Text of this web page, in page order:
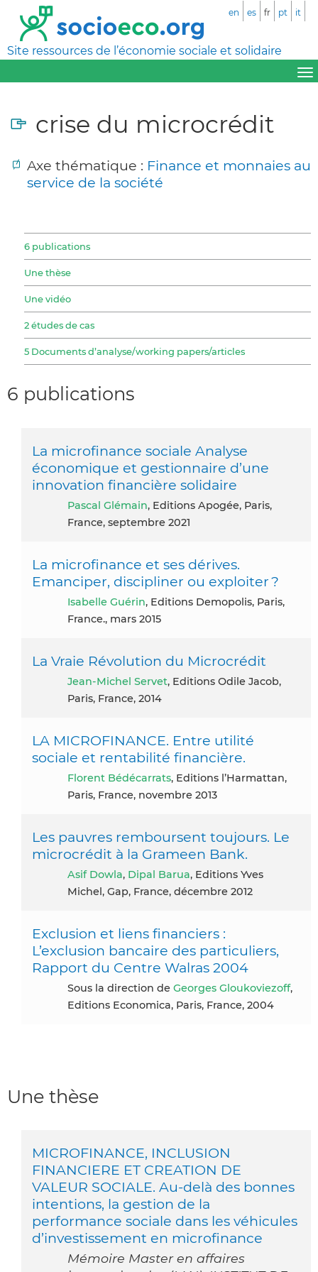
Site ressources de l’économie sociale et solidaire
en es fr pt it
crise du microcrédit
Axe thématique : Finance et monnaies au
service de la société
6 publications
Une thèse
Une vidéo
2 études de cas
5 Documents d’analyse/working papers/articles
6 publications
La microfinance sociale Analyse
économique et gestionnaire d’une
innovation financière solidaire
Pascal Glémain, Editions Apogée, Paris,
France, septembre 2021
La microfinance et ses dérives.
Emanciper, discipliner ou exploiter ?
Isabelle Guérin, Editions Demopolis, Paris,
France., mars 2015
La Vraie Révolution du Microcrédit
Jean-Michel Servet, Editions Odile Jacob,
Paris, France, 2014
LA MICROFINANCE. Entre utilité
sociale et rentabilité financière.
Florent Bédécarrats, Editions l’Harmattan,
Paris, France, novembre 2013
Les pauvres remboursent toujours. Le
microcrédit à la Grameen Bank.
Asif Dowla, Dipal Barua, Editions Yves
Michel, Gap, France, décembre 2012
Exclusion et liens financiers :
L’exclusion bancaire des particuliers,
Rapport du Centre Walras 2004
Sous la direction de Georges Gloukoviezoff,
Editions Economica, Paris, France, 2004
Une thèse
MICROFINANCE, INCLUSION
FINANCIERE ET CREATION DE
VALEUR SOCIALE. Au-delà des bonnes
intentions, la gestion de la
performance sociale dans les véhicules
d’investissement en microfinance
Mémoire Master en affaires